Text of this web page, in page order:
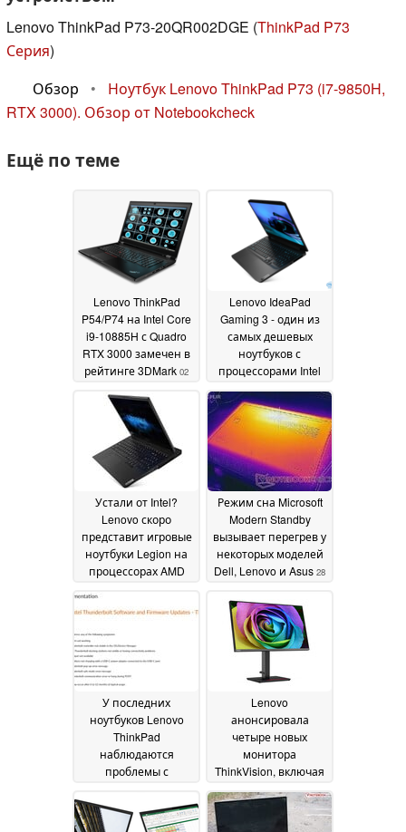
Lenovo ThinkPad P73-20QR002DGE (ThinkPad P73
Серия)
Обзор
•
Ноутбук Lenovo ThinkPad P73 (i7-9850H,
RTX 3000). Обзор от Notebookcheck
Ещё по теме
Lenovo ThinkPad
P54/P74 на Intel Core
i9-10885H с Quadro
RTX 3000 замечен в
рейтинге 3DMark 02
Lenovo IdeaPad
Gaming 3 - один из
самых дешевых
ноутбуков с
процессорами Intel
10 поколения20 April
2020
Устали от Intel?
Lenovo скоро
представит игровые
ноутбуки Legion на
процессорах AMD
Режим сна Microsoft
Modern Standby
вызывает перегрев у
некоторых моделей
Dell, Lenovo и Asus 28
У последних
ноутбуков Lenovo
ThinkPad
наблюдаются
проблемы с
контроллерами
Thunderbolt22 January
Lenovo
анонсировала
четыре новых
монитора
ThinkVision, включая
Creator Extreme
профессионального
уровня
04 January 2020